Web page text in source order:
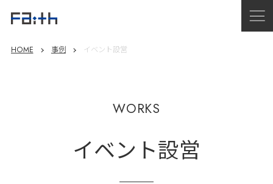
HOME 事例 イベント設営
WORKS
イベント設営